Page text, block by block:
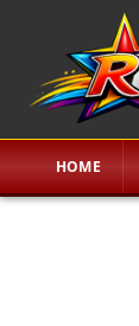
HOME